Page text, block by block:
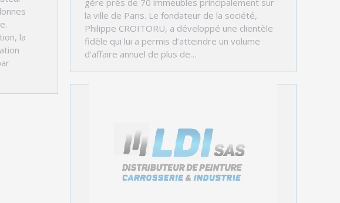
la ville de Paris. Le fondateur de la société,
Philippe CROITORU, a développé une clientèle
fidèle qui lui a permis d’atteindre un volume
d’affaire annuel de plus de…
la